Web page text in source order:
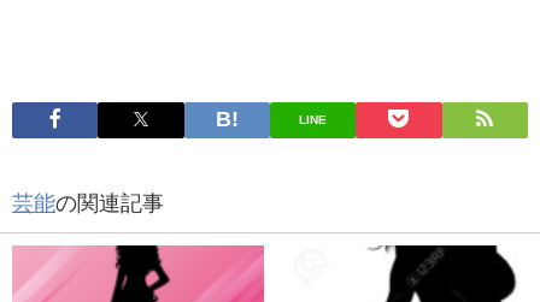
LINE
芸能の関連記事